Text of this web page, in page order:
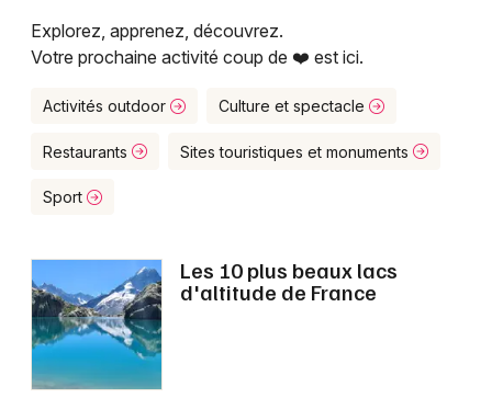
Grands événements
Activité & Expérience
Concerts
Sports
Soirées
Lyon
Marseille
Mulhouse
Montpellier
Nice
Paris
Strasbourg
Explorez, apprenez, découvrez.
Votre prochaine activité coup de ❤️ est ici.
Activités outdoor Culture et spectacle
Restaurants Sites touristiques et monuments
Sport
Les 10 plus beaux lacs
d'altitude de France
Aujourd'hui